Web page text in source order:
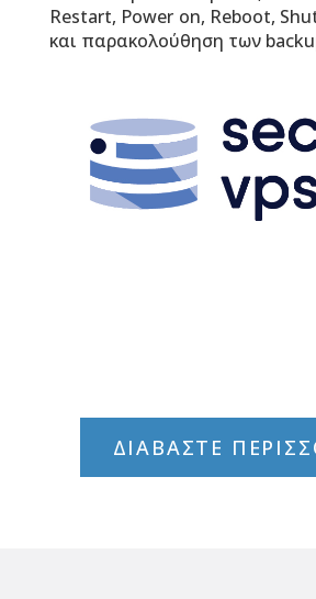
Restart, Power on, Reboot,
και παρακολούθηση των
ΔΙΑΒΑΣΤΕ